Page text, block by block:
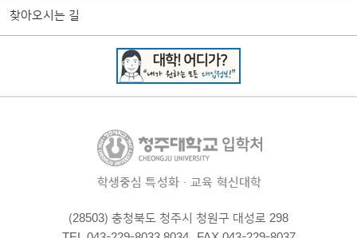
찾아오시는 길
학생중심 특성화·교육 혁신대학
(28503) 충청북도 청주시 청원구 대성로 298